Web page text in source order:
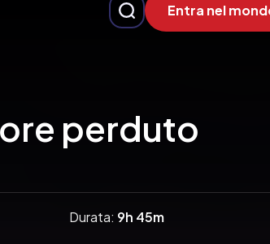
Entra nel
perduto
Durata: 9h 45m